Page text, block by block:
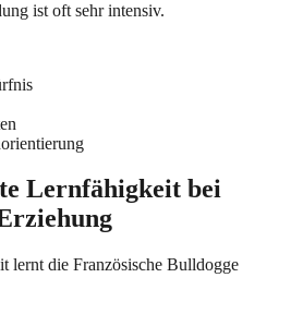
ist oft sehr intensiv.
Lernfähigkeit bei
lernt die Französische Bulldogge